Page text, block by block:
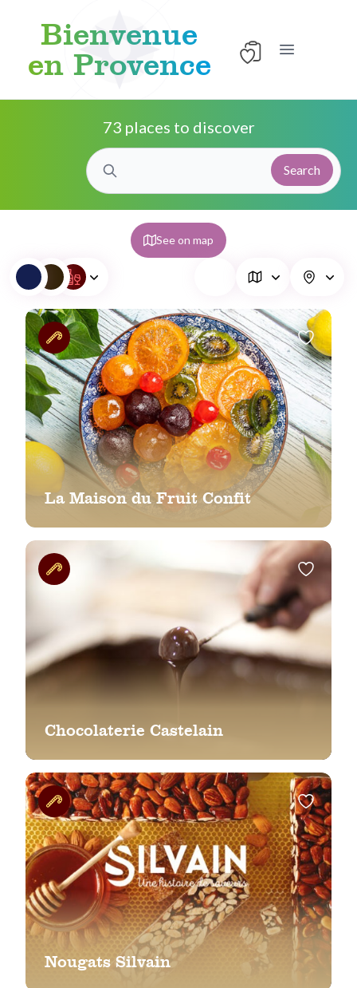
Bienvenue
en Provence
Open main
73 places to discover
Search
See on map
La Maison du Fruit Confit
Chocolaterie Castelain
Nougats Silvain